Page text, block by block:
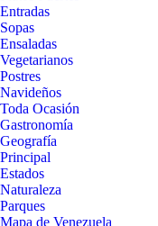
Entradas
Sopas
Ensaladas
Vegetarianos
Postres
Navideños
Toda Ocasión
Gastronomía
Geografía
Principal
Estados
Naturaleza
Parques
Mapa de Venezuela